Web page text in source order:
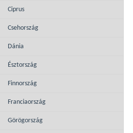
Ciprus
Csehország
Dánia
Észtország
Finnország
Franciaország
Görögország